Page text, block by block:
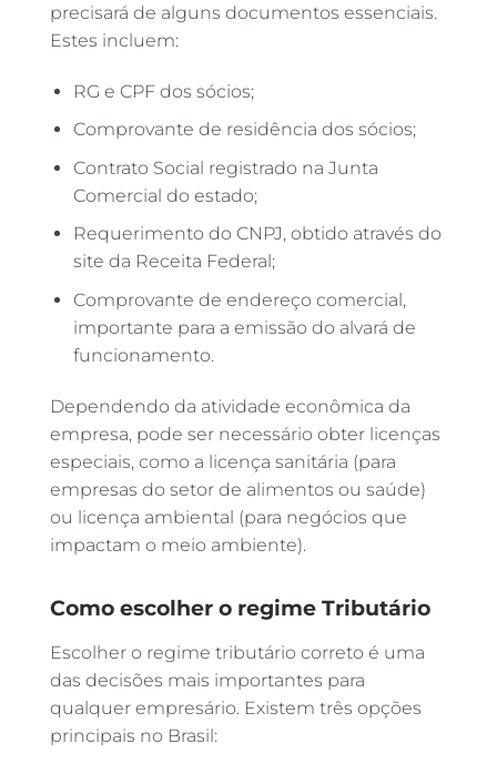
precisará de alguns documentos essenciais.
Estes incluem:
RG e CPF dos sócios;
Comprovante de residência dos sócios;
Contrato Social registrado na Junta
Comercial do estado;
Requerimento do CNPJ, obtido através do
site da Receita Federal;
Comprovante de endereço comercial,
importante para a emissão do alvará de
funcionamento.
Dependendo da atividade econômica da
empresa, pode ser necessário obter licenças
especiais, como a licença sanitária (para
empresas do setor de alimentos ou saúde)
ou licença ambiental (para negócios que
impactam o meio ambiente).
Como escolher o regime Tributário
Escolher o regime tributário correto é uma
das decisões mais importantes para
qualquer empresário. Existem três opções
principais no Brasil: